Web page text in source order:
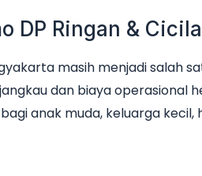
DP Ringan &
masih menjadi salah
dan biaya operasional
anak muda, keluarga